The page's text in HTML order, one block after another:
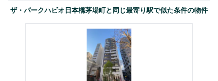
ザ・パークハビオ日本橋茅場町と同じ最寄り駅で似た条件の物件